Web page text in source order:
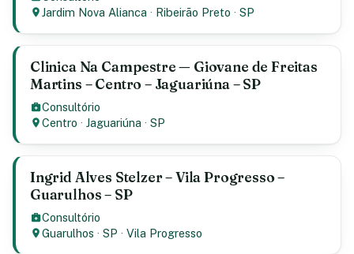
Jardim Nova Alianca · Ribeirão Preto ·SP
Clinica Na Campestre — Giovane de Freitas
Martins – Centro – Jaguariúna – SP
Consultório
Centro ·Jaguariúna ·SP
Ingrid Alves Stelzer – Vila Progresso –
Guarulhos – SP
Consultório
Guarulhos ·SP ·Vila Progresso